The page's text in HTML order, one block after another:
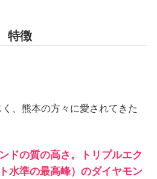
特徴
、熊本の方々に愛されてきた
ドの質の高さ。トリプルエク
水準の最高峰）のダイヤモン